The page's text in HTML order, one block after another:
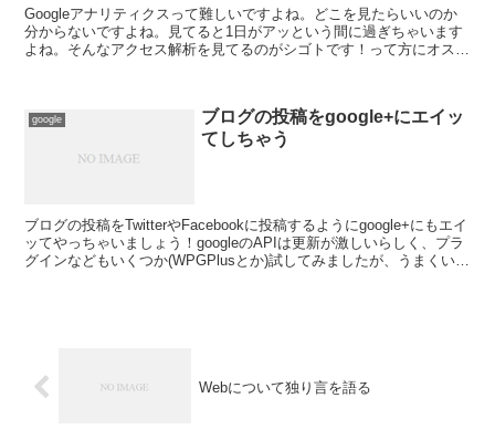
Googleアナリティクスって難しいですよね。どこを見たらいいのか
分からないですよね。見てると1日がアッという間に過ぎちゃいます
よね。そんなアクセス解析を見てるのがシゴトです！って方にオスス
google
ブログの投稿をgoogle+にエイッ
てしちゃう
ブログの投稿をTwitterやFacebookに投稿するようにgoogle+にもエイ
ッてやっちゃいましょう！googleのAPIは更新が激しいらしく、プラ
グインなどもいくつか(WPGPlusとか)試してみましたが、うまくいか
Webについて独り言を語る